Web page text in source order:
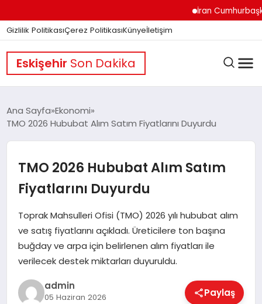
İran Cumhurbaşkanı
Gizlilik PolitikasıÇerez PolitikasıKünyeİletişim
Eskişehir Son Dakika
GÜNDEM
DÜNYA
EĞITIM
Ana Sayfa Ekonomi
TMO 2026 Hububat Alım Satım Fiyatlarını Duyurdu
TMO 2026 Hububat Alım Satım
Fiyatlarını Duyurdu
Toprak Mahsulleri Ofisi (TMO) 2026 yılı hububat alım
ve satış fiyatlarını açıkladı. Üreticilere ton başına
buğday ve arpa için belirlenen alım fiyatları ile
verilecek destek miktarları duyuruldu.
admin
05 Haziran 2026 Paylaş